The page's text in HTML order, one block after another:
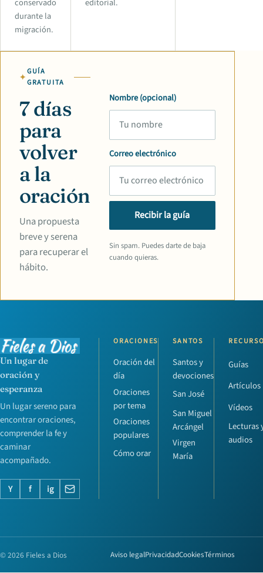
conservado
durante la
migración.
editorial.
GUÍA
GRATUITA
7 días
para
volver
a la
oración
Una propuesta
breve y serena
para recuperar el
hábito.
Nombre (opcional)
Correo electrónico
Recibir la guía
Sin spam. Puedes darte de baja
cuando quieras.
Un lugar de
oración y
esperanza
Un lugar sereno para
encontrar oraciones,
comprender la fe y
caminar
acompañado.
Y f ig
ORACIONES
Oración del
día
Oraciones
por tema
Oraciones
populares
Cómo orar
SANTOS
Santos y
devociones
San José
San Miguel
Arcángel
Virgen
María
Guías
Artículos
Vídeos
Lecturas
audios
© 2026 Fieles a Dios Aviso legalPrivacidadCookiesTérminos